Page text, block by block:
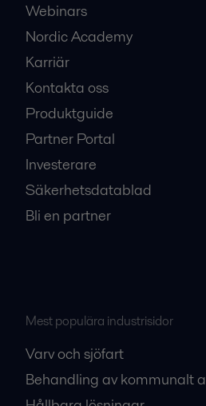
Webinars
Nordic Academy
Karriär
Kontakta oss
Produktguide
Partner Portal
Investerare
Säkerhetsdatablad
Bli en partner
Mest populära industrisidor
Varv och sjöfart
Behandling av kommunalt